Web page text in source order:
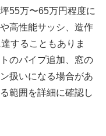
55万〜65万円程度に
高性能サッシ、造作
することもありま
のパイプ追加、窓の
扱いになる場合があ
範囲を詳細に確認し